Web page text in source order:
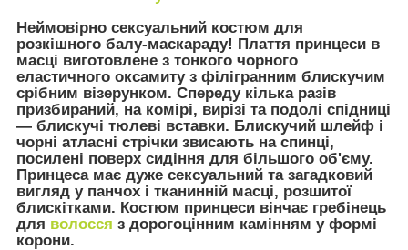
Неймовірно сексуальний костюм для
розкішного балу-маскараду! Плаття принцеси в
масці виготовлене з тонкого чорного
еластичного оксамиту з філігранним блискучим
срібним візерунком. Спереду кілька разів
призбираний, на комірі, вирізі та подолі спідниці
— блискучі тюлеві вставки. Блискучий шлейф і
чорні атласні стрічки звисають на спинці,
посилені поверх сидіння для більшого об'єму.
Принцеса має дуже сексуальний та загадковий
вигляд у панчох і тканинній масці, розшитої
блискітками. Костюм принцеси вінчає гребінець
для волосся з дорогоцінним камінням у формі
корони.